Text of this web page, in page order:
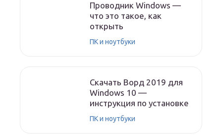
Проводник Windows —
что это такое, как
открыть
ПК и ноутбуки
Скачать Ворд 2019 для
Windows 10 —
инструкция по установке
ПК и ноутбуки